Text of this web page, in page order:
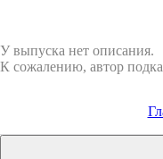
У выпуска нет описания.
К сожалению, автор